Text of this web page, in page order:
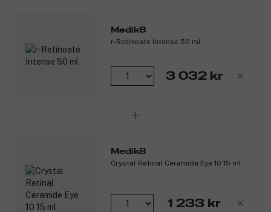
Medik8
r-Retinoate Intense 50 ml
3 032 kr
Medik8
Crystal Retinal Ceramide Eye 10 15 ml
1 233 kr